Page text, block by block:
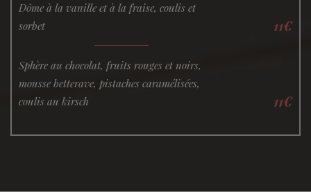
Dôme à la vanille et à la fraise, coulis et
sorbet
11€
Sphère au chocolat, fruits rouges et noirs,
mousse betterave, pistaches caramélisées,
coulis au kirsch
11€